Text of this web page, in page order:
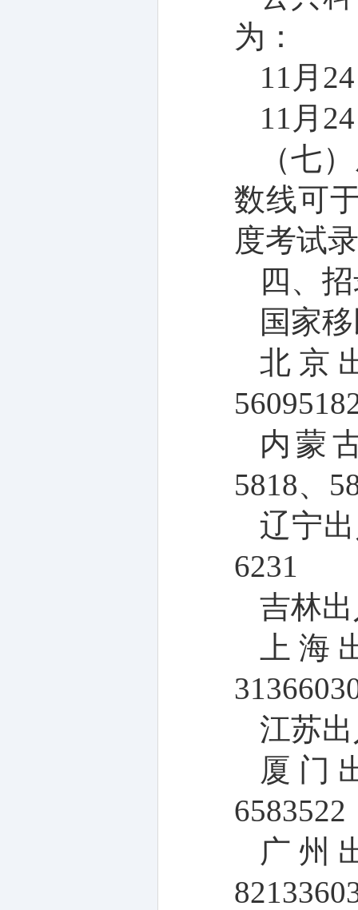
为：
11 月 24
11 月 24
（七
数线可
度考试
四、
国家
北京
内蒙
5818、
辽宁
6231
吉林
上
江苏
厦门
6583522
广州